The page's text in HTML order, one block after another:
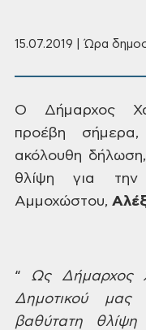
15.07.2019 | Ώρα
Ο Δήμαρχος
προέβη
ακόλουθη
θλίψη για
Αμμοχώστου,
“ ΩςΔήμαρχος
Δημοτικού μας
βαθύτατη